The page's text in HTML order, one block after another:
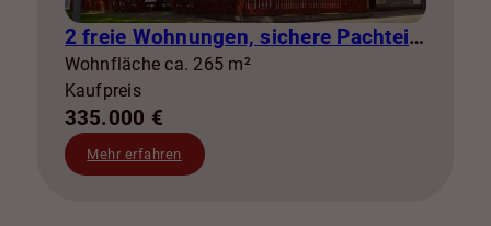
2 freie Wohnungen, sichere Pachteinnahmen & eigene Stromerzeugung
Wohnfläche ca. 265 m²
Kaufpreis
335.000 €
Mehr erfahren